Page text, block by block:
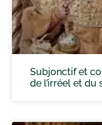
Subjonctif et
de l’irréel et du